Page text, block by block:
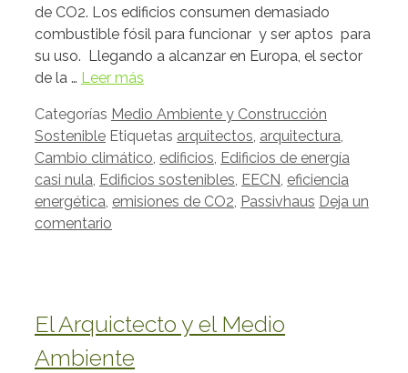
de CO2. Los edificios consumen demasiado
combustible fósil para funcionar y ser aptos para
su uso. Llegando a alcanzar en Europa, el sector
de la … Leer más
Categorías Medio Ambiente y Construcción
Sostenible Etiquetas arquitectos arquitectura
Cambio climático edificios Edificios de energía
casi nula Edificios sostenibles EECN eficiencia
energética emisiones de CO2 Passivhaus Deja un
comentario
El Arquictecto y el Medio
Ambiente